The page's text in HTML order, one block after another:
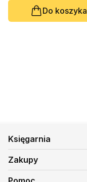
Do koszyka
Księgarnia
Zakupy